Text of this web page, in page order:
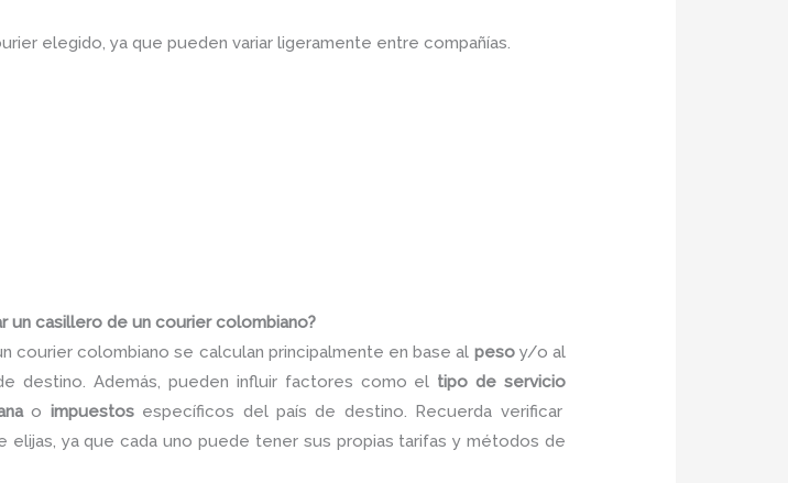
elegido, ya que pueden variar ligeramente entre compañías.
un casillero de un courier colombiano?
courier colombiano se calculan principalmente en base al pesoy/o al
destino. Además, pueden influir factores como el tipo de servicio
o impuestosespecíficos del país de destino. Recuerda verificar
ya que cada uno puede tener sus propias tarifas y métodos de